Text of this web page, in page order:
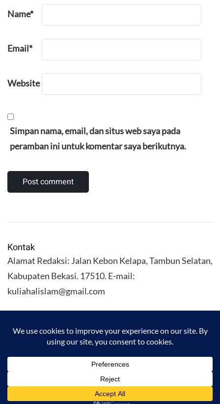
Name*
Email*
Website
Simpan nama, email, dan situs web saya pada
peramban ini untuk komentar saya berikutnya.
Kontak
Alamat Redaksi: Jalan Kebon Kelapa, Tambun Selatan,
Kabupaten Bekasi. 17510. E-mail:
kuliahalislam@gmail.com
KULIAHALISLAM.COM Copyright (C) 2026